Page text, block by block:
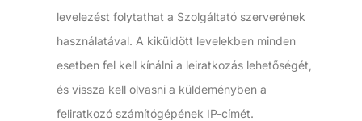
levelezést folytathat a Szolgáltató szerverének
használatával. A kiküldött levelekben minden
esetben fel kell kínálni a leiratkozás lehetőségét,
és vissza kell olvasni a küldeményben a
feliratkozó számítógépének IP-címét.